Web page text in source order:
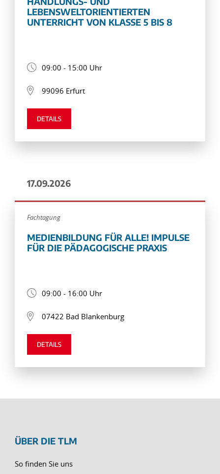
LEBENSWELTORIENTIERTEN
UNTERRICHT VON KLASSE 5 BIS 8
09:00 - 15:00 Uhr
99096 Erfurt
DETAILS
17.09.2026
Fachtagung
MEDIENBILDUNG FÜR ALLE! IMPULSE
FÜR DIE PÄDAGOGISCHE PRAXIS
09:00 - 16:00 Uhr
07422 Bad Blankenburg
DETAILS
ÜBER DIE TLM
So finden Sie uns